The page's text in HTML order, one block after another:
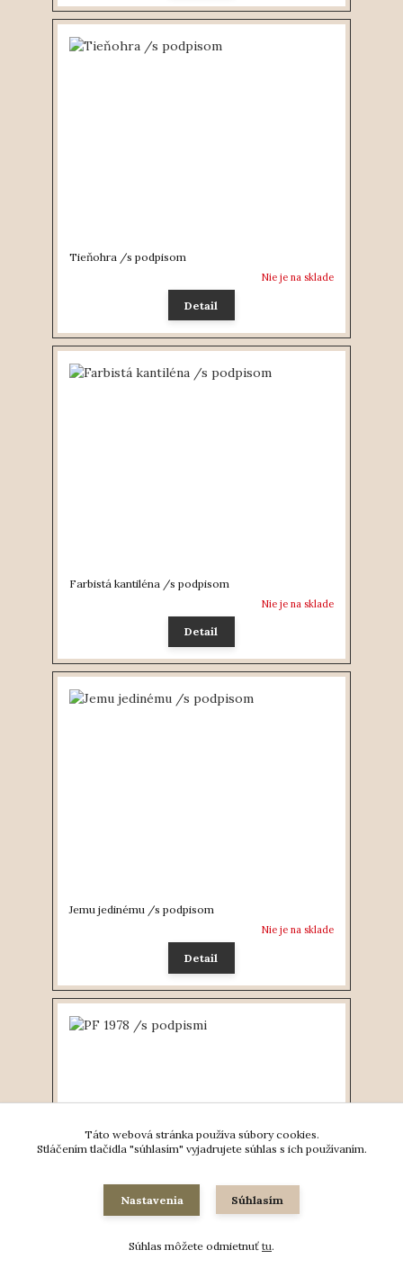
Tieňohra /s podpisom
Nie je na sklade
Detail
Farbistá kantiléna /s podpisom
Nie je na sklade
Detail
Jemu jedinému /s podpisom
Nie je na sklade
Detail
Táto webová stránka používa súbory cookies.
Stláčením tlačidla "súhlasím" vyjadrujete súhlas s ich používaním.
Nastavenia Súhlasím
Súhlas môžete odmietnuť tu.